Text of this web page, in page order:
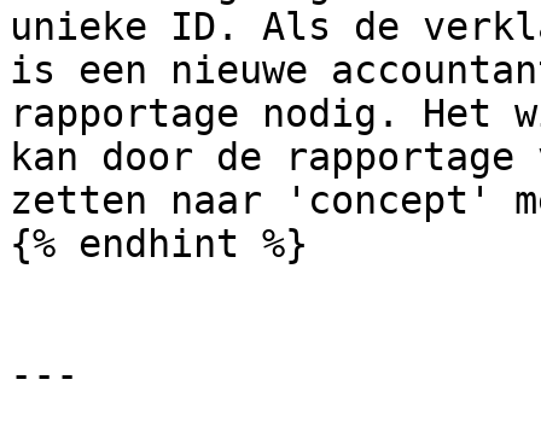
unieke ID. Als de
is een nieuwe
rapportage nodig. Het
kan door de
zetten naar 'concept'
{% endhint %}
---